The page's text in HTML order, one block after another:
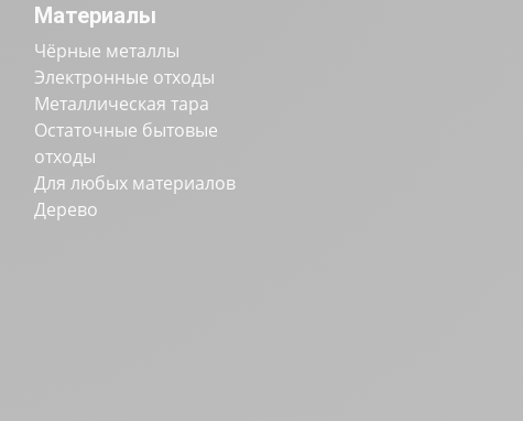
Материалы
Чёрные металлы
Электронные отходы
Металлическая тара
Остаточные бытовые
отходы
Для любых материалов
Дерево